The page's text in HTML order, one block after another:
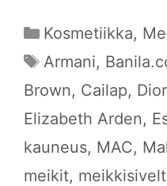
Kategoriat
Kosmetiikka,
Avainsanat
Armani,
Brown, Cailap, Dior
Elizabeth Arden,
kauneus, MAC,
meikit,